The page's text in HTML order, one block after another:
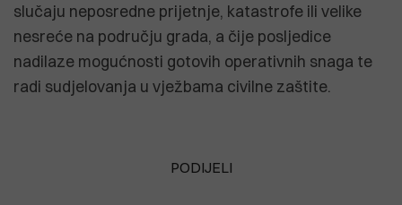
slučaju neposredne prijetnje, katastrofe ili velike
nesreće na području grada, a čije posljedice
nadilaze mogućnosti gotovih operativnih snaga te
radi sudjelovanja u vježbama civilne zaštite.
PODIJELI